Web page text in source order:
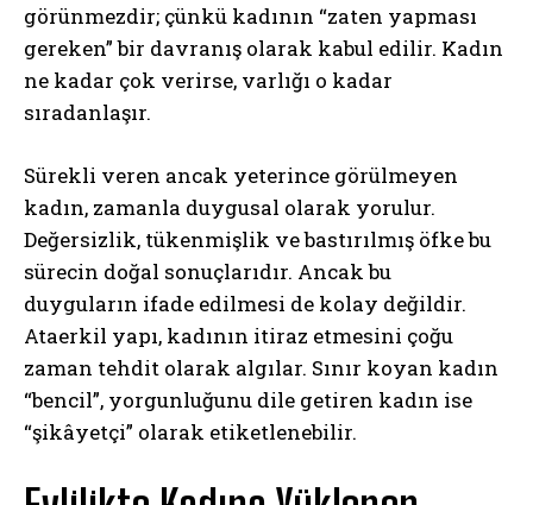
görünmezdir; çünkü kadının “zaten yapması
gereken” bir davranış olarak kabul edilir. Kadın
ne kadar çok verirse, varlığı o kadar
sıradanlaşır.
Sürekli veren ancak yeterince görülmeyen
kadın, zamanla duygusal olarak yorulur.
Değersizlik, tükenmişlik ve bastırılmış öfke bu
sürecin doğal sonuçlarıdır. Ancak bu
duyguların ifade edilmesi de kolay değildir.
Ataerkil yapı, kadının itiraz etmesini çoğu
zaman tehdit olarak algılar. Sınır koyan kadın
“bencil”, yorgunluğunu dile getiren kadın ise
“şikâyetçi” olarak etiketlenebilir.